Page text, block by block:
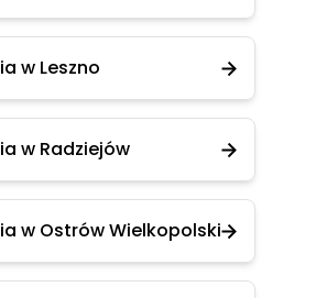
w Leszno
w Radziejów
w Ostrów Wielkopolski